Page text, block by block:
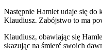
Następnie Hamlet udaje się do
Klaudiusz. Zabójstwo to ma
Klaudiusz, obawiając się
skazując na śmierć swoich